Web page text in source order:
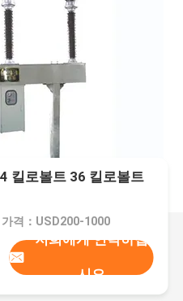
킬로볼트 36 킬로볼트
가격：USD200-1000
저희에게 연락하십
시오